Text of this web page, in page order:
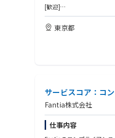
・危機管理対応能力向上の
・勉強会の企画・運営
・社内への周知・啓発
[歓迎]
■リスク管理・危機管理
■弁護士あるいは公務員の
■官公庁自治体から受託業
■コンサルティング会社
■内部統制、コーポレー
東京都
サービスコア：コ
Fantia株式会社
仕事内容